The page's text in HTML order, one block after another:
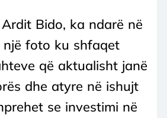
Bido, ka ndarë në
një foto ku shfaqet
që aktualisht janë
dhe atyre në ishujt
se investimi në